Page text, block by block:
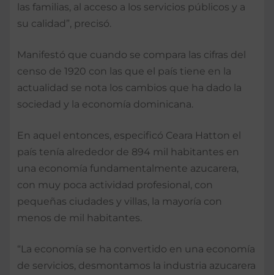
las familias, al acceso a los servicios públicos y a
su calidad”, precisó.
Manifestó que cuando se compara las cifras del
censo de 1920 con las que el país tiene en la
actualidad se nota los cambios que ha dado la
sociedad y la economía dominicana.
En aquel entonces, especificó Ceara Hatton el
país tenía alrededor de 894 mil habitantes en
una economía fundamentalmente azucarera,
con muy poca actividad profesional, con
pequeñas ciudades y villas, la mayoría con
menos de mil habitantes.
“La economía se ha convertido en una economía
de servicios, desmontamos la industria azucarera